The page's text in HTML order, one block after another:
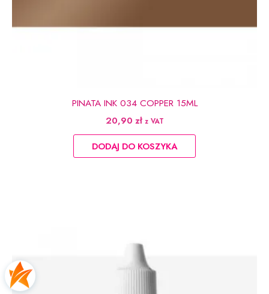
PINATA INK 034 COPPER 15ML
20,90 zł z VAT
DODAJ DO KOSZYKA